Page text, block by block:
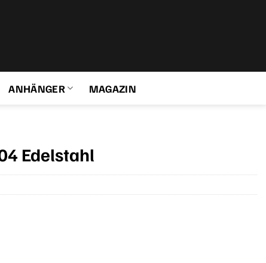
ANHÄNGER MAGAZIN
Edelstahl